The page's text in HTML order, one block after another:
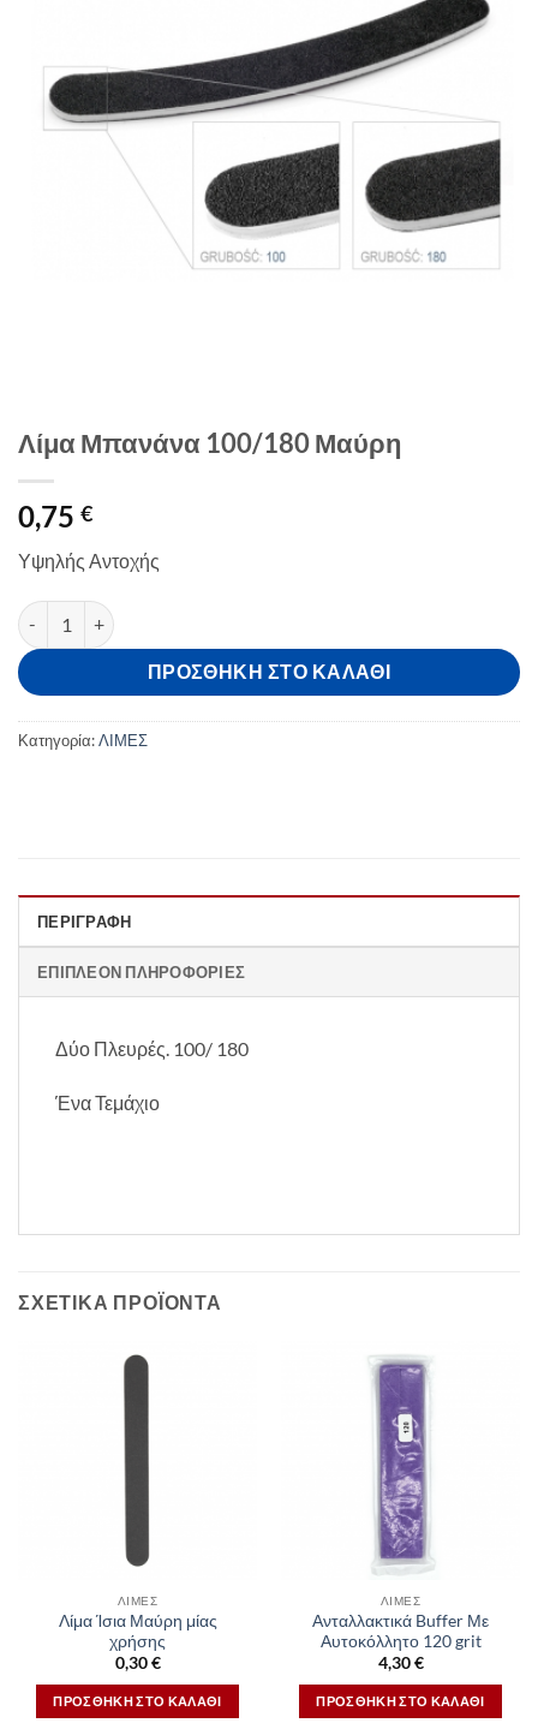
Λίμα Μπανάνα 100/180 Μαύρη
0,75 €
Υψηλής Αντοχής
Λίμα Μπανάνα 100/180 Μαύρη ποσότητα
ΠΡΟΣΘΉΚΗ ΣΤΟ ΚΑΛΆΘΙ
Κατηγορία:ΛΙΜΕΣ
ΠΕΡΙΓΡΑΦΉ
ΕΠΙΠΛΈΟΝ ΠΛΗΡΟΦΟΡΊΕΣ
Δύο Πλευρές. 100/ 180
Ένα Τεμάχιο
ΣΧΕΤΙΚΆ ΠΡΟΪΌΝΤΑ
ΛΙΜΕΣ
Λίμα Ίσια Μαύρη μίας
χρήσης
0,30€
ΠΡΟΣΘΉΚΗ ΣΤΟ ΚΑΛΆΘΙ
ΛΙΜΕΣ
Ανταλλακτικά Buffer Με
Αυτοκόλλητο 120 grit
4,30€
ΠΡΟΣΘΉΚΗ ΣΤΟ ΚΑΛΆΘΙ